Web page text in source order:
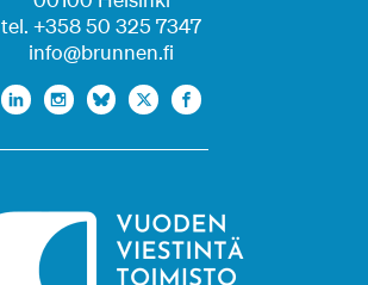
tel. +358 50 325 7347
info@brunnen.fi